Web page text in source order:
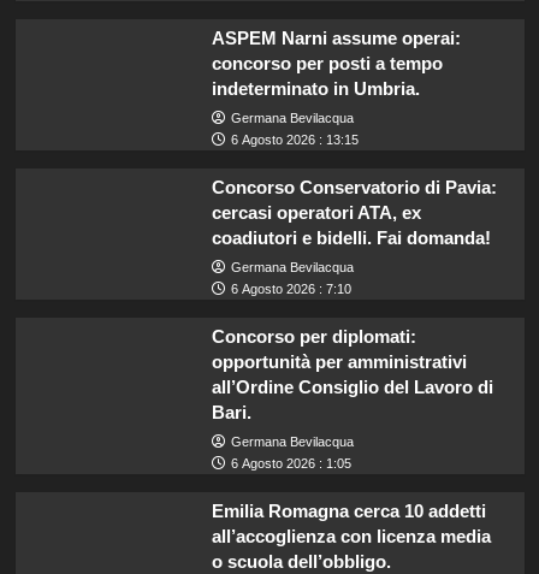
ASPEM Narni assume operai:
concorso per posti a tempo
indeterminato in Umbria.
Germana Bevilacqua
6 Agosto 2026 : 13:15
Concorso Conservatorio di Pavia:
cercasi operatori ATA, ex
coadiutori e bidelli. Fai domanda!
Germana Bevilacqua
6 Agosto 2026 : 7:10
Concorso per diplomati:
opportunità per amministrativi
all’Ordine Consiglio del Lavoro di
Bari.
Germana Bevilacqua
6 Agosto 2026 : 1:05
Emilia Romagna cerca 10 addetti
all’accoglienza con licenza media
o scuola dell’obbligo.